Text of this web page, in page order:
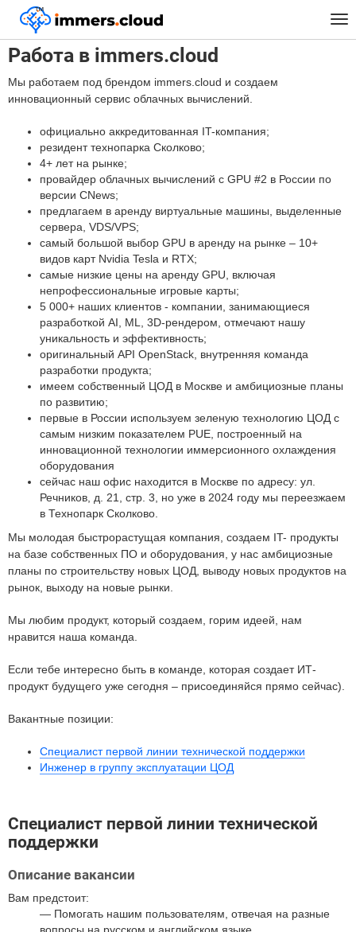
™
Главная Работа в immers.cloud
Работа в immers.cloud
Мы работаем под брендом immers.cloud и создаем
инновационный сервис облачных вычислений.
официально аккредитованная IT-компания;
резидент технопарка Сколково;
4+ лет на рынке;
провайдер облачных вычислений с GPU #2 в России по
версии CNews;
предлагаем в аренду виртуальные машины, выделенные
сервера, VDS/VPS;
самый большой выбор GPU в аренду на рынке – 10+
видов карт Nvidia Tesla и RTX;
самые низкие цены на аренду GPU, включая
непрофессиональные игровые карты;
5 000+ наших клиентов - компании, занимающиеся
разработкой AI, ML, 3D-рендером, отмечают нашу
уникальность и эффективность;
оригинальный API OpenStack, внутренняя команда
разработки продукта;
имеем собственный ЦОД в Москве и амбициозные планы
по развитию;
первые в России используем зеленую технологию ЦОД с
самым низким показателем PUE, построенный на
инновационной технологии иммерсионного охлаждения
оборудования
сейчас наш офис находится в Москве по адресу: ул.
Речников, д. 21, стр. 3, но уже в 2024 году мы переезжаем
в Технопарк Сколково.
Мы молодая быстрорастущая компания, создаем IT- продукты
на базе собственных ПО и оборудования, у нас амбициозные
планы по строительству новых ЦОД, выводу новых продуктов на
рынок, выходу на новые рынки.
Мы любим продукт, который создаем, горим идеей, нам
нравится наша команда.
Если тебе интересно быть в команде, которая создает ИТ-
продукт будущего уже сегодня – присоединяйся прямо сейчас).
Вакантные позиции:
Специалист первой линии технической поддержки
Инженер в группу эксплуатации ЦОД
Специалист первой линии технической
поддержки
Описание вакансии
Вам предстоит:
Помогать нашим пользователям, отвечая на разные